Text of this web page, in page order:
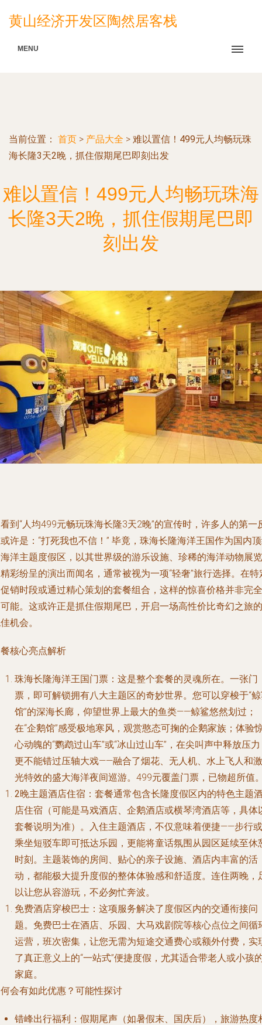
黄山经济开发区陶然居客栈
MENU
当前位置： 首页 > 产品大全 > 难以置信！499元人均畅玩珠
海长隆3天2晚，抓住假期尾巴即刻出发
难以置信！499元人均畅玩珠海
长隆3天2晚，抓住假期尾巴即
刻出发
到“人均499元畅玩珠海长隆3天2晚”的宣传时，许多人的第一
许是：“打死我也不信！” 毕竟，珠海长隆海洋王国作为国内
洋主题度假区，以其世界级的游乐设施、珍稀的海洋动物展览
彩纷呈的演出而闻名，通常被视为一项“轻奢”旅行选择。在特
销时段或通过精心策划的套餐组合，这样的惊喜价格并非完全
能。这或许正是抓住假期尾巴，开启一场高性价比奇幻之旅的
机会。
核心亮点解析
珠海长隆海洋王国门票 ：这是整个套餐的灵魂所在。一张门
票，即可解锁拥有八大主题区的奇妙世界。您可以穿梭于“
馆”的深海长廊，仰望世界上最大的鱼类——鲸鲨悠然划过；
在“企鹅馆”感受极地寒风，观赏憨态可掬的企鹅家族；体验
心动魄的“鹦鹉过山车”或“冰山过山车”，在尖叫声中释放压
更不能错过压轴大戏——融合了烟花、无人机、水上飞人和激
光特效的盛大海洋夜间巡游。499元覆盖门票，已物超所值
2晚主题酒店住宿 ：套餐通常包含长隆度假区内的特色主题
店住宿（可能是马戏酒店、企鹅酒店或横琴湾酒店等，具体
套餐说明为准）。入住主题酒店，不仅意味着便捷——步行或
乘坐短驳车即可抵达乐园，更能将童话氛围从园区延续至休
时刻。主题装饰的房间、贴心的亲子设施、酒店内丰富的活
动，都能极大提升度假的整体体验感和舒适度。连住两晚，
以让您从容游玩，不必匆忙奔波。
免费酒店穿梭巴士 ：这项服务解决了度假区内的交通衔接问
题。免费巴士在酒店、乐园、大马戏剧院等核心点位之间循
运营，班次密集，让您无需为短途交通费心或额外付费，实
了真正意义上的“一站式”便捷度假，尤其适合带老人或小孩
家庭。
会有如此优惠？可能性探讨
错峰出行福利 ：假期尾声（如暑假末、国庆后），旅游热度